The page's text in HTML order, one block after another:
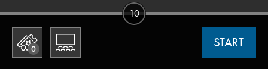
0 START
10